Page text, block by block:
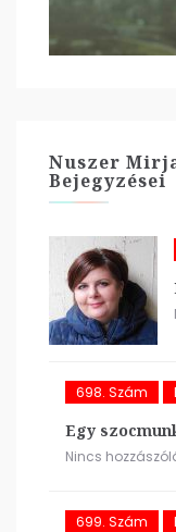
Nuszer
Bejegyzései
698. Szám
Egy
Nincs
699. Szám